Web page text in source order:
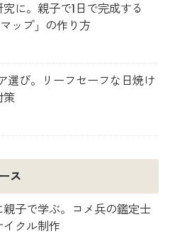
に。親子で1日で完成する
ップ」の作り方
選び。リーフセーフな日焼け
策
ス
親子で学ぶ。コメ兵の鑑定士
クル制作